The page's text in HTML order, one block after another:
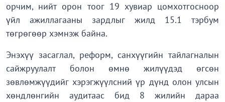
орчим, нийт орон тоог 19 хувиар цомхотгосноор
үйл ажиллагааны зардлыг жилд 15.1 тэрбум
төгрөгөөр хэмнэж байна.
Энэхүү засаглал, реформ, санхүүгийн тайлагналын
сайжруулалт болон өмнө жилүүдэд өгсөн
зөвлөмжүүдийг хэрэгжүүлсний үр дүнд олон улсын
хөндлөнгийн аудитаас бид 8 жилийн дараа